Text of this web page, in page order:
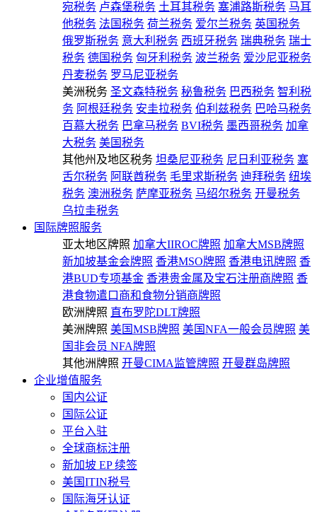
宛税务 卢森堡税务 土耳其税务 塞浦路斯税务 马耳
他税务 法国税务 荷兰税务 爱尔兰税务 英国税务
俄罗斯税务 意大利税务 西班牙税务 瑞典税务 瑞士
税务 德国税务 匈牙利税务 波兰税务 爱沙尼亚税务
丹麦税务 罗马尼亚税务
美洲税务 圣文森特税务 秘鲁税务 巴西税务 智利税
务 阿根廷税务 安圭拉税务 伯利兹税务 巴哈马税务
百慕大税务 巴拿马税务 BVI税务 墨西哥税务 加拿
大税务 美国税务
其他州及地区税务 坦桑尼亚税务 尼日利亚税务 塞
舌尔税务 阿联酋税务 毛里求斯税务 迪拜税务 纽埃
税务 澳洲税务 萨摩亚税务 马绍尔税务 开曼税务
乌拉圭税务
国际牌照服务
亚太地区牌照 加拿大IIROC牌照 加拿大MSB牌照
新加坡基金会牌照 香港MSO牌照 香港电讯牌照 香
港BUD专项基金 香港贵金属及宝石注册商牌照 香
港食物遣口商和食物分销商牌照
欧洲牌照 直布罗陀DLT牌照
美洲牌照 美国MSB牌照 美国NFA一般会员牌照 美
国非会员 NFA牌照
其他洲牌照 开曼CIMA监管牌照 开曼群岛牌照
企业增值服务
国内公证
国际公证
平台入驻
全球商标注册
新加坡 EP 续签
美国ITIN税号
国际海牙认证